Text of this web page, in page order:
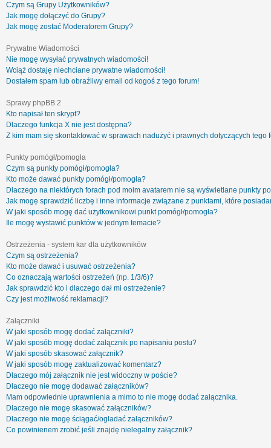
Czym są Grupy Użytkowników?
Jak mogę dołączyć do Grupy?
Jak mogę zostać Moderatorem Grupy?
Prywatne Wiadomości
Nie mogę wysyłać prywatnych wiadomości!
Wciąż dostaję niechciane prywatne wiadomości!
Dostałem spam lub obraźliwy email od kogoś z tego forum!
Sprawy phpBB 2
Kto napisał ten skrypt?
Dlaczego funkcja X nie jest dostępna?
Z kim mam się skontaktować w sprawach nadużyć i prawnych dotyczących tego
Punkty pomógł/pomogła
Czym są punkty pomógł/pomogła?
Kto może dawać punkty pomógł/pomogła?
Dlaczego na niektórych forach pod moim avatarem nie są wyświetlane punkty
Jak mogę sprawdzić liczbę i inne informacje związane z punktami, które
W jaki sposób mogę dać użytkownikowi punkt pomógł/pomogła?
Ile mogę wystawić punktów w jednym temacie?
Ostrzeżenia - system kar dla użytkowników
Czym są ostrzeżenia?
Kto może dawać i usuwać ostrzeżenia?
Co oznaczają wartości ostrzeżeń (np. 1/3/6)?
Jak sprawdzić kto i dlaczego dał mi ostrzeżenie?
Czy jest możliwość reklamacji?
Załączniki
W jaki sposób mogę dodać załączniki?
W jaki sposób mogę dodać załącznik po napisaniu postu?
W jaki sposób skasować załącznik?
W jaki sposób mogę zaktualizować komentarz?
Dlaczego mój załącznik nie jest widoczny w poście?
Dlaczego nie mogę dodawać załączników?
Mam odpowiednie uprawnienia a mimo to nie mogę dodać załącznika.
Dlaczego nie mogę skasować załączników?
Dlaczego nie mogę ściągać/ogladać załączników?
Co powinienem zrobić jeśli znajdę nielegalny załącznik?